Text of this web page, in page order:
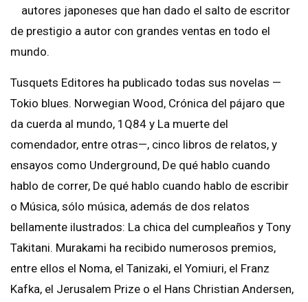
autores japoneses que han dado el salto de escritor
de prestigio a autor con grandes ventas en todo el
mundo.
Tusquets Editores ha publicado todas sus novelas —
Tokio blues. Norwegian Wood, Crónica del pájaro que
da cuerda al mundo, 1Q84 y La muerte del
comendador, entre otras—, cinco libros de relatos, y
ensayos como Underground, De qué hablo cuando
hablo de correr, De qué hablo cuando hablo de escribir
o Música, sólo música, además de dos relatos
bellamente ilustrados: La chica del cumpleaños y Tony
Takitani. Murakami ha recibido numerosos premios,
entre ellos el Noma, el Tanizaki, el Yomiuri, el Franz
Kafka, el Jerusalem Prize o el Hans Christian Andersen,